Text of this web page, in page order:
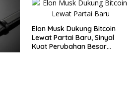
Elon Musk Dukung Bitcoin
Lewat Partai Baru, Sinyal
Kuat Perubahan Besar